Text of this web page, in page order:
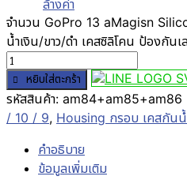
ล้างค่า
จำนวน GoPro 13 aMagisn
น้ำเงิน/ขาว/ดำ เคสซิลิโคน ป้องกัน
หยิบใส่ตะกร้า
รหัสสินค้า: am84+am85+am86
/ 10 / 9, Housing กรอบ เคสกัน
คำอธิบาย
ข้อมูลเพิ่มเติม